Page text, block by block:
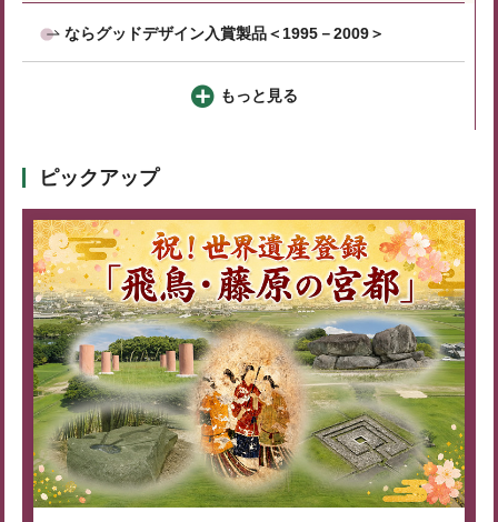
ならグッドデザイン入賞製品＜1995－2009＞
もっと見る
ピックアップ